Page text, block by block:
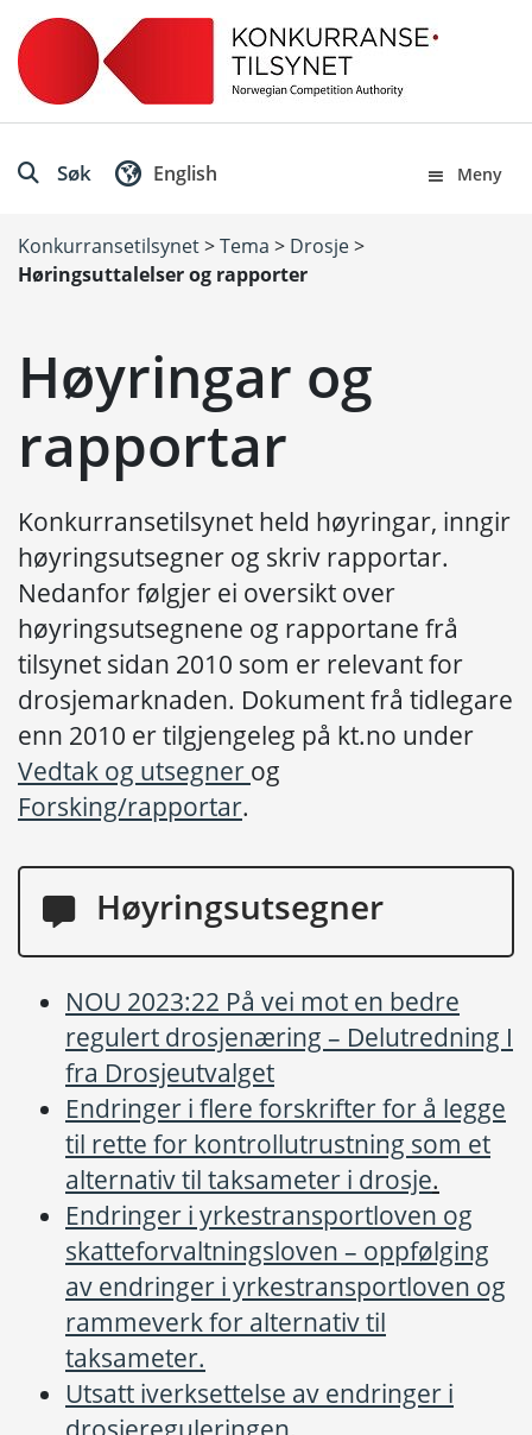
Søk Meny
English
Konkurransetilsynet>Tema > Drosje>
Høringsuttalelser og rapporter
Høyringar og
rapportar
Konkurransetilsynet held høyringar, inngir
høyringsutsegner og skriv rapportar.
Nedanfor følgjer ei oversikt over
høyringsutsegnene og rapportane frå
tilsynet sidan 2010 som er relevant for
drosjemarknaden. Dokument frå tidlegare
enn 2010 er tilgjengeleg på kt.no under
Vedtak og utsegner og
Forsking/rapportar.
Høyringsutsegner
NOU 2023:22 På vei mot en bedre
regulert drosjenæring – Delutredning I
fra Drosjeutvalget
Endringer i flere forskrifter for å legge
til rette for kontrollutrustning som et
alternativ til taksameter i drosje.
Endringer i yrkestransportloven og
skatteforvaltningsloven – oppfølging
av endringer i yrkestransportloven og
rammeverk for alternativ til
taksameter.
Utsatt iverksettelse av endringer i